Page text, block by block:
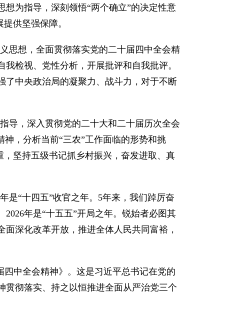
为指导，深刻领悟“两个确立”的决定性意
供坚强保障。
思想，全面贯彻落实党的二十届四中全会精
检视、党性分析，开展批评和自我批评。
了中央政治局的凝聚力、战斗力，对于不断
导，深入贯彻党的二十大和二十届历次全会
，分析当前“三农”工作面临的形势和挑
，坚持五级书记抓乡村振兴，奋发进取、真
是“十四五”收官之年。5年来，我们踔厉奋
年是“十五五”开局之年。锐始者必图其
深化改革开放，推进全体人民共同富裕，
中全会精神》。这是习近平总书记在党的
彻落实、持之以恒推进全面从严治党三个